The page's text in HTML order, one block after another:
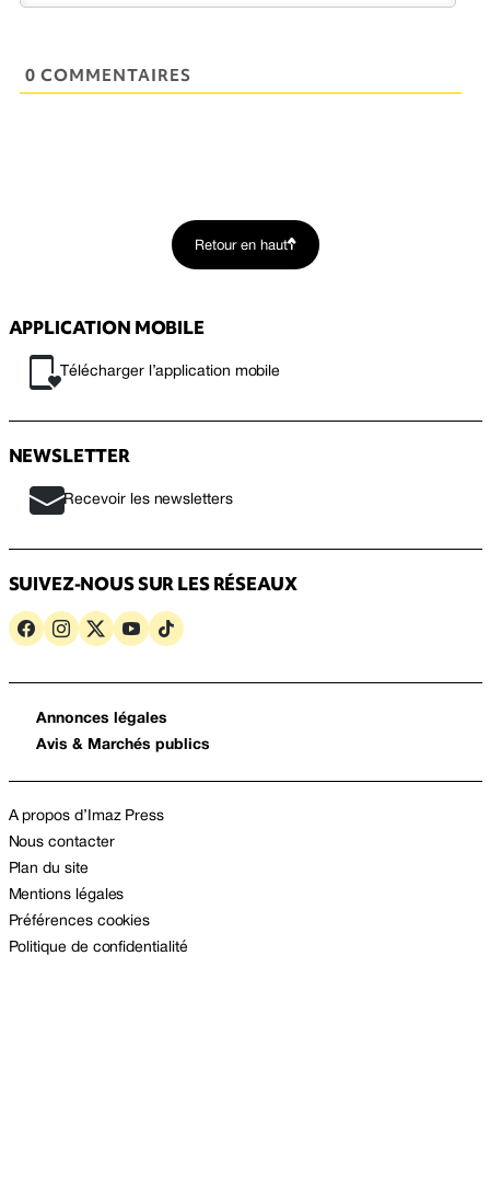
0 COMMENTAIRES
Retour en haut
APPLICATION MOBILE
Télécharger l’application mobile
NEWSLETTER
Recevoir les newsletters
SUIVEZ-NOUS SUR LES RÉSEAUX
Annonces légales
Avis & Marchés publics
A propos d’Imaz Press
Nous contacter
Plan du site
Mentions légales
Préférences cookies
Politique de confidentialité